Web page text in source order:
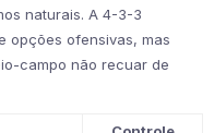
naturais. A 4-3-3
opções ofensivas, mas
campo não recuar de